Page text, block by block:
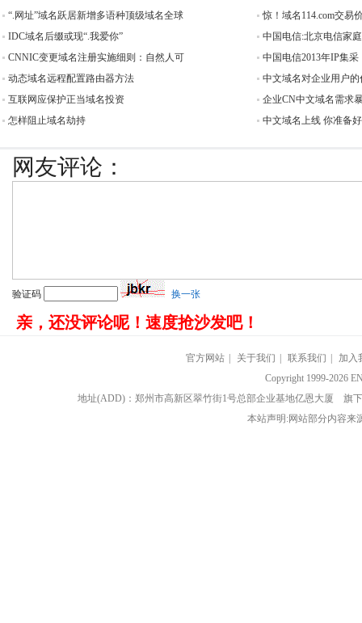
“.网址”域名跃居新增多语种顶级域名全球
IDC域名后缀或现“.我爱你”
CNNIC变更域名注册实施细则：自然人可
动态域名远程配置路由器方法
互联网应保护正当域名投资
怎样阻止域名劫持
惊！域名114.com交易
中国电信:北京电信家
中国电信2013年IP集采
中文域名对企业用户的
企业CN中文域名需求
中文域名上线 你准备
网友评论：
验证码 换一张
亲，还没评论呢！速度抢沙发吧！
官方网站 关于我们 联系我们
加入
Copyright 1999-2026
地址(ADD)：郑州市高新区翠竹街1号总部企业基地亿恩大厦 旗
本站声明:网站部分内容来